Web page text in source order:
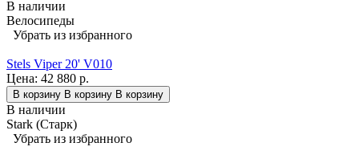
В наличии
Велосипеды
Убрать из избранного
Stels Viper 20' V010
Цена: 42 880 р.
В корзину В корзину В корзину
В наличии
Stark (Старк)
Убрать из избранного